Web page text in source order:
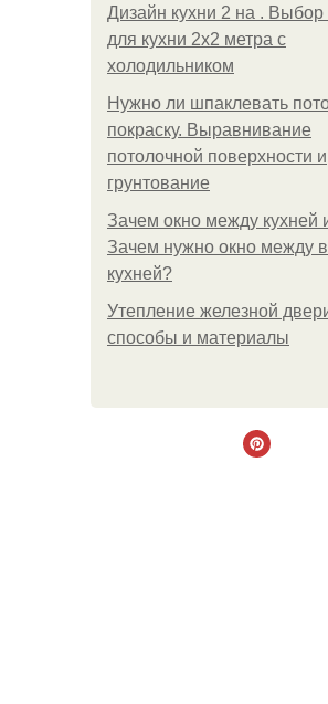
Дизайн кухни 2 на . Выбор
для кухни 2х2 метра с
холодильником
Нужно ли шпаклевать
покраску. Выравнивание
потолочной поверхности и
грунтование
Зачем окно между кухней
Зачем нужно окно между
кухней?
Утепление железной
способы и материалы